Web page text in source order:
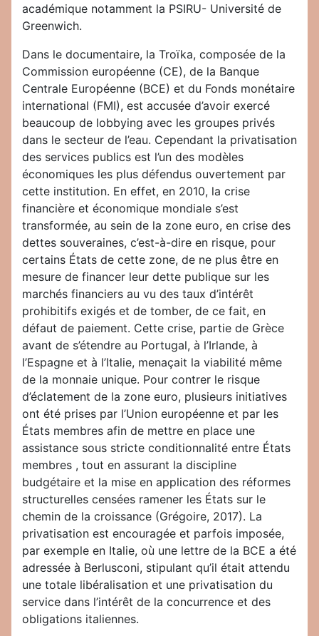
académique notamment la PSIRU- Université de
Greenwich.
Dans le documentaire, la Troïka, composée de la
Commission européenne (CE), de la Banque
Centrale Européenne (BCE) et du Fonds monétaire
international (FMI), est accusée d’avoir exercé
beaucoup de lobbying avec les groupes privés
dans le secteur de l’eau. Cependant la privatisation
des services publics est l’un des modèles
économiques les plus défendus ouvertement par
cette institution. En effet, en 2010, la crise
financière et économique mondiale s’est
transformée, au sein de la zone euro, en crise des
dettes souveraines, c’est-à-dire en risque, pour
certains États de cette zone, de ne plus être en
mesure de financer leur dette publique sur les
marchés financiers au vu des taux d’intérêt
prohibitifs exigés et de tomber, de ce fait, en
défaut de paiement. Cette crise, partie de Grèce
avant de s’étendre au Portugal, à l’Irlande, à
l’Espagne et à l’Italie, menaçait la viabilité même
de la monnaie unique. Pour contrer le risque
d’éclatement de la zone euro, plusieurs initiatives
ont été prises par l’Union européenne et par les
États membres afin de mettre en place une
assistance sous stricte conditionnalité entre États
membres , tout en assurant la discipline
budgétaire et la mise en application des réformes
structurelles censées ramener les États sur le
chemin de la croissance (Grégoire, 2017). La
privatisation est encouragée et parfois imposée,
par exemple en Italie, où une lettre de la BCE a été
adressée à Berlusconi, stipulant qu’il était attendu
une totale libéralisation et une privatisation du
service dans l’intérêt de la concurrence et des
obligations italiennes.